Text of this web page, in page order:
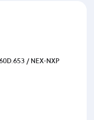
/ NEX-NXP